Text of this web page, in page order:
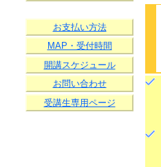
お支払い方法
MAP・受付時間
開講スケジュール
お問い合わせ
受講生専用ページ